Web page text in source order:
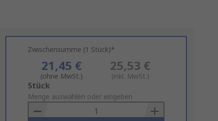
Zwischensumme (1 Stück)*
21,45 €
(ohne MwSt.)
25,53 €
(inkl. MwSt.)
Add
to
Basket
Stück
Menge auswählen oder eingeben